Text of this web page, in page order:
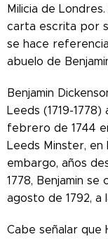
Milicia de
carta escrita por
se hace
abuelo de
Benjamin
Leeds (1719-
febrero de 1744
Leeds Minster, en
embargo, años
1778, Benjamin
agosto de 1792, a
Cabe señalar que